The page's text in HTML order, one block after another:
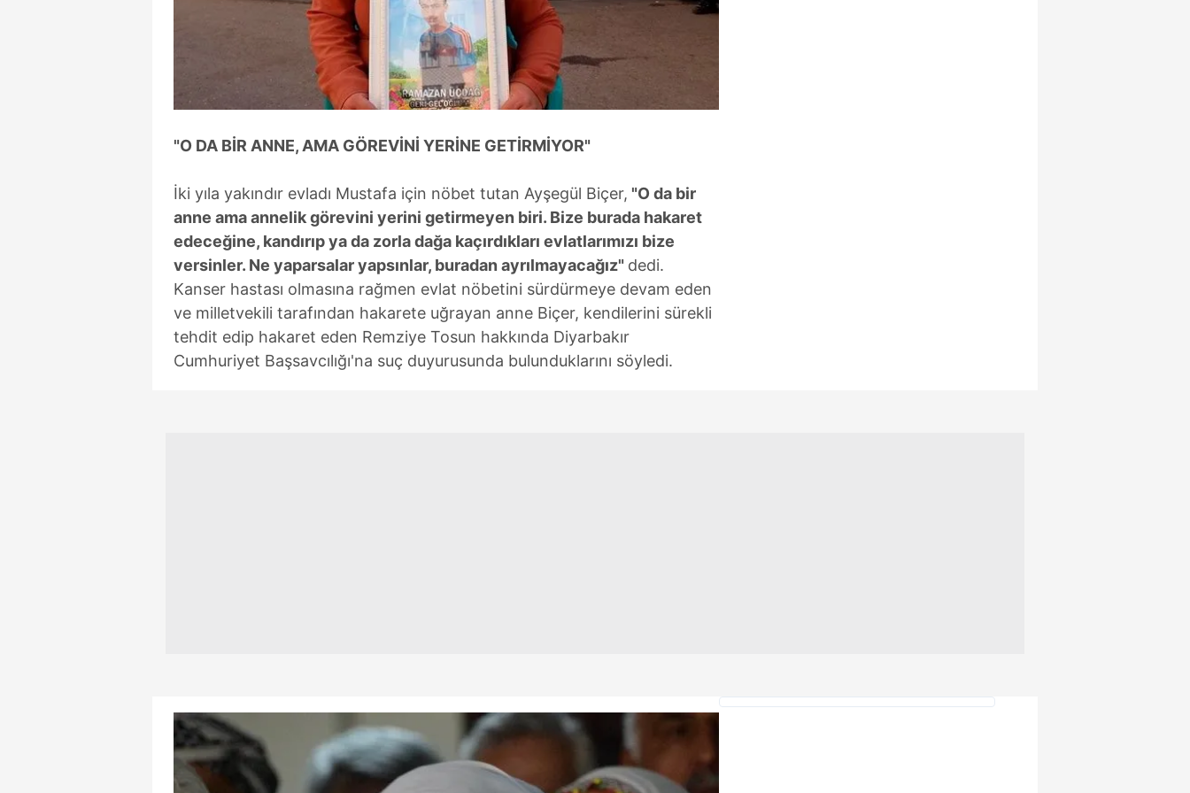
mevzuata uygun olarak kullanılan çerezlerle ilgili bilgi almak için lütfen
tıklayınız.
"O DA BİR ANNE, AMA GÖREVİNİ YERİNE GETİRMİYOR"
İki yıla yakındır evladı Mustafa için nöbet tutan Ayşegül Biçer, "O da bir
anne ama annelik görevini yerini getirmeyen biri. Bize burada hakaret
edeceğine, kandırıp ya da zorla dağa kaçırdıkları evlatlarımızı bize
versinler. Ne yaparsalar yapsınlar, buradan ayrılmayacağız" dedi.
Kanser hastası olmasına rağmen evlat nöbetini sürdürmeye devam eden
ve milletvekili tarafından hakarete uğrayan anne Biçer, kendilerini sürekli
tehdit edip hakaret eden Remziye Tosun hakkında Diyarbakır
Cumhuriyet Başsavcılığı'na suç duyurusunda bulunduklarını söyledi.